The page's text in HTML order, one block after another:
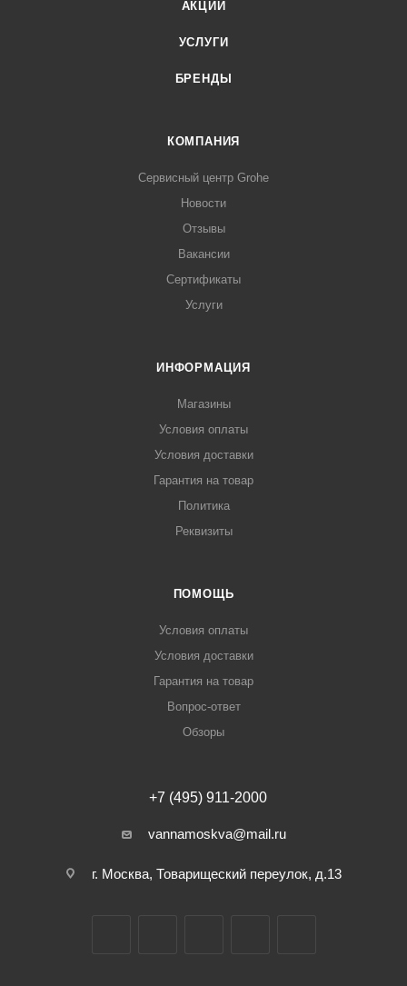
АКЦИИ
УСЛУГИ
БРЕНДЫ
КОМПАНИЯ
Сервисный центр Grohe
Новости
Отзывы
Вакансии
Сертификаты
Услуги
ИНФОРМАЦИЯ
Магазины
Условия оплаты
Условия доставки
Гарантия на товар
Политика
Реквизиты
ПОМОЩЬ
Условия оплаты
Условия доставки
Гарантия на товар
Вопрос-ответ
Обзоры
+7 (495) 911-2000
vannamoskva@mail.ru
г. Москва, Товарищеский переулок, д.13